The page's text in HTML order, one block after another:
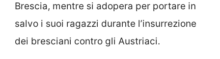
Brescia, mentre si adopera per portare in
salvo i suoi ragazzi durante l’insurrezione
dei bresciani contro gli Austriaci.